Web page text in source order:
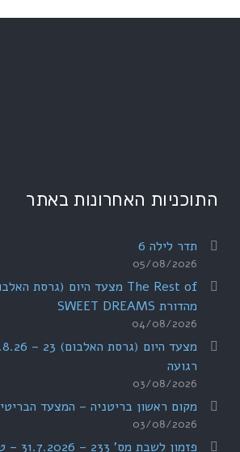
התוכניות האחרונות באתר
תדר לילה 6
05/08/2026
מהדורת SWEET DREAMS
04/08/2026
רגועה
03/08/2026
מקום ראשון בריטניה – המצעד הבריטי 3/8/1988
03/08/2026
פזמון לשבת מס' 233 – 31.7.2026 – טיול בדרום הארץ